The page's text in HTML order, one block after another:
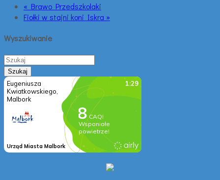
« Brawo Przedszkolaki
Fiołki w stajni koni Iskra »
Wyszukiwanie